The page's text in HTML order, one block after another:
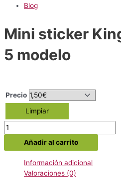
Blog
Mini sticker
5 modelo
Precio
Limpiar
Mini
sticker
Kingdoms
modelo
Añadir al carrito
Información adicional
Valoraciones (0)